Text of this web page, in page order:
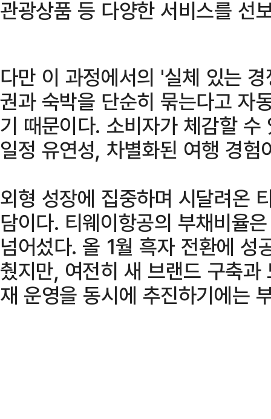
관광상품 등 다양한 서비스를 선
다만 이 과정에서의 '실체 있는
권과 숙박을 단순히 묶는다고 자
기 때문이다. 소비자가 체감할
일정 유연성, 차별화된 여행 경
외형 성장에 집중하며 시달려온
담이다. 티웨이항공의 부채비율
넘어섰다. 올 1월 흑자 전환에
췄지만, 여전히 새 브랜드 구축
재 운영을 동시에 추진하기에는